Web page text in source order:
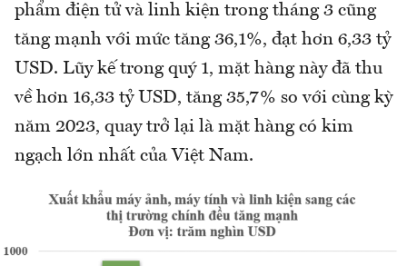
phẩm điện tử và linh kiện trong tháng 3 cũng
tăng mạnh với mức tăng 36,1%, đạt hơn 6,33 tỷ
USD. Lũy kế trong quý 1, mặt hàng này đã thu
về hơn 16,33 tỷ USD, tăng 35,7% so với cùng kỳ
năm 2023, quay trở lại là mặt hàng có kim
ngạch lớn nhất của Việt Nam.